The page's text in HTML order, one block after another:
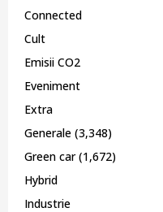
Connected
Cult
Emisii CO2
Eveniment
Extra
Generale (3,348)
Green car(1,672)
Hybrid
Industrie